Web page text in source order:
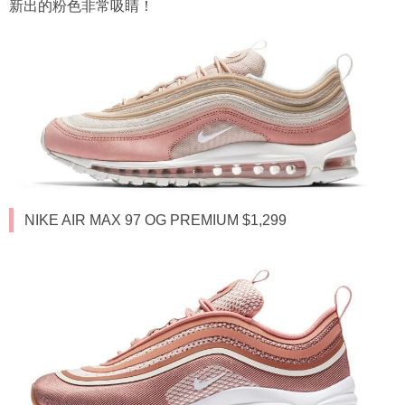
新出的粉色非常吸睛！
NIKE AIR MAX 97 OG PREMIUM $1,299